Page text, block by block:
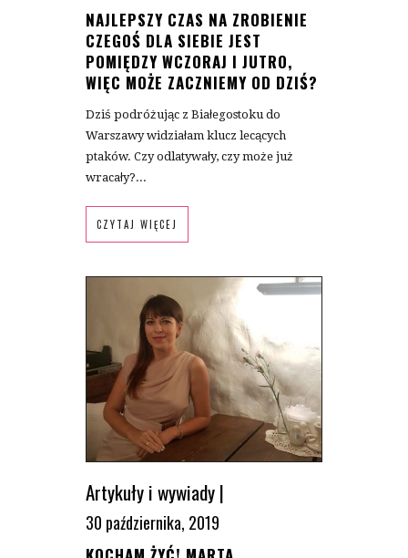
NAJLEPSZY CZAS NA ZROBIENIE
CZEGOŚ DLA SIEBIE JEST
POMIĘDZY WCZORAJ I JUTRO,
WIĘC MOŻE ZACZNIEMY OD DZIŚ?
Dziś podróżując z Białegostoku do
Warszawy widziałam klucz lecących
ptaków. Czy odlatywały, czy może już
wracały?...
CZYTAJ WIĘCEJ
Artykuły i wywiady|
30 października, 2019